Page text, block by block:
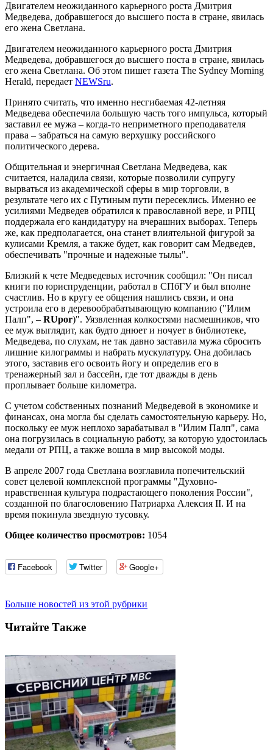
Двигателем неожиданного карьерного роста Дмитрия
Медведева, добравшегося до высшего поста в стране, явилась
его жена Светлана.
Двигателем неожиданного карьерного роста Дмитрия
Медведева, добравшегося до высшего поста в стране, явилась
его жена Светлана. Об этом пишет газета The Sydney Morning
Herald, передает NEWSru.
Принято считать, что именно несгибаемая 42-летняя
Медведева обеспечила большую часть того импульса, который
заставил ее мужа – когда-то неприметного преподавателя
права – забраться на самую верхушку российского
политического дерева.
Общительная и энергичная Светлана Медведева, как
считается, наладила связи, которые позволили супругу
вырваться из академической сферы в мир торговли, в
результате чего их с Путиным пути пересеклись. Именно ее
усилиями Медведев обратился к православной вере, и РПЦ
поддержала его кандидатуру на вчерашних выборах. Теперь
же, как предполагается, она станет влиятельной фигурой за
кулисами Кремля, а также будет, как говорит сам Медведев,
обеспечивать "прочные и надежные тылы".
Близкий к чете Медведевых источник сообщил: "Он писал
книги по юриспруденции, работал в СПбГУ и был вполне
счастлив. Но в кругу ее общения нашлись связи, и она
устроила его в деревообрабатывающую компанию ("Илим
Палп", – RUpor)". Уязвленная колкостями насмешников, что
ее муж выглядит, как будто днюет и ночует в библиотеке,
Медведева, по слухам, не так давно заставила мужа сбросить
лишние килограммы и набрать мускулатуру. Она добилась
этого, заставив его освоить йогу и определив его в
тренажерный зал и бассейн, где тот дважды в день
проплывает больше километра.
С учетом собственных познаний Медведевой в экономике и
финансах, она могла бы сделать самостоятельную карьеру. Но,
поскольку ее муж неплохо зарабатывал в "Илим Палп", сама
она погрузилась в социальную работу, за которую удостоилась
медали от РПЦ, а также вошла в мир высокой моды.
В апреле 2007 года Светлана возглавила попечительский
совет целевой комплексной программы "Духовно-
нравственная культура подрастающего поколения России",
созданной по благословению Патриарха Алексия II. И на
время покинула звездную тусовку.
Общее количество просмотров: 1054
Facebook Twitter Google+
Больше новостей из этой рубрики
Читайте Также